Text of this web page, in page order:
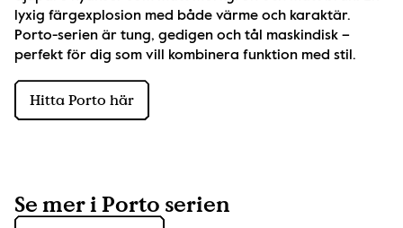
lyxig färgexplosion med både värme och karaktär.
Porto-serien är tung, gedigen och tål maskindisk –
perfekt för dig som vill kombinera funktion med stil.
Hitta Porto här
Se mer i Porto serien